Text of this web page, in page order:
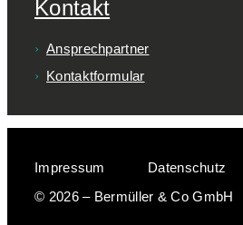
Kontakt
Ansprechpartner
Kontaktformular
Impressum Datenschutz
© 2026 – Bermüller & Co GmbH